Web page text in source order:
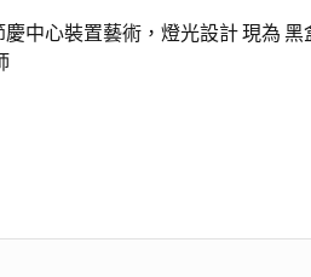
中心裝置藝術，燈光設計 現為 黑